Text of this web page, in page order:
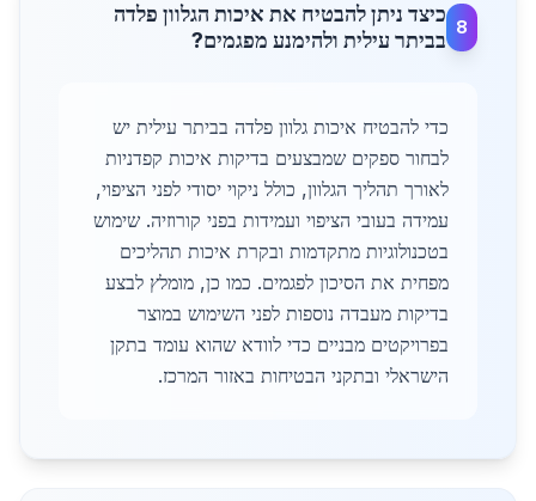
8
כיצד ניתן להבטיח את איכות הגלוון פלדה
בביתר עילית ולהימנע מפגמים?
כדי להבטיח איכות גלוון פלדה בביתר עילית יש
לבחור ספקים שמבצעים בדיקות איכות קפדניות
לאורך תהליך הגלוון, כולל ניקוי יסודי לפני הציפוי,
עמידה בעובי הציפוי ועמידות בפני קורוזיה. שימוש
בטכנולוגיות מתקדמות ובקרת איכות תהליכים
מפחית את הסיכון לפגמים. כמו כן, מומלץ לבצע
בדיקות מעבדה נוספות לפני השימוש במוצר
בפרויקטים מבניים כדי לוודא שהוא עומד בתקן
הישראלי ובתקני הבטיחות באזור המרכז.